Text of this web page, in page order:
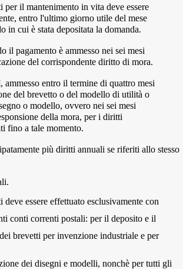
il mantenimento in vita deve essere
entro l'ultimo giorno utile del mese
in cui è stata depositata la domanda.
il pagamento è ammesso nei sei mesi
del corrispondente diritto di mora.
ammesso entro il termine di quattro mesi
del brevetto o del modello di utilità o
o modello, ovvero nei sei mesi
della mora, per i diritti
fino a tale momento.
più diritti annuali se riferiti allo stesso
essere effettuato esclusivamente con
conti correnti postali: per il deposito e il
brevetti per invenzione industriale e per
dei disegni e modelli, nonchè per tutti gli